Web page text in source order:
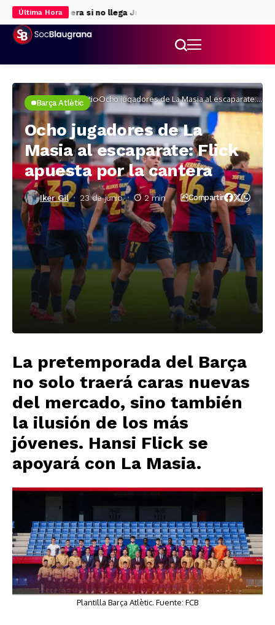
Última Hora
la delantera si no llega Julián Álvarez
Inicio Barça Atlètic Ocho jugadores de La Masia al escaparate:
Flick apuesta por la cantera
Barça Atlètic
Ocho jugadores de La
Masia al escaparate: Flick
apuesta por la cantera
Iker Gil 23 de junio 2 min Compartir
La pretemporada del Barça
no solo traerá caras nuevas
del mercado, sino también
la ilusión de los más
jóvenes. Hansi Flick se
apoyará con La Masia.
Plantilla Barça Atlètic. Fuente: FCB